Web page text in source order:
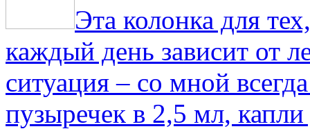
Эта колонка для
каждый день зависит от
ситуация – со мной
пузыречек в 2,5 мл,